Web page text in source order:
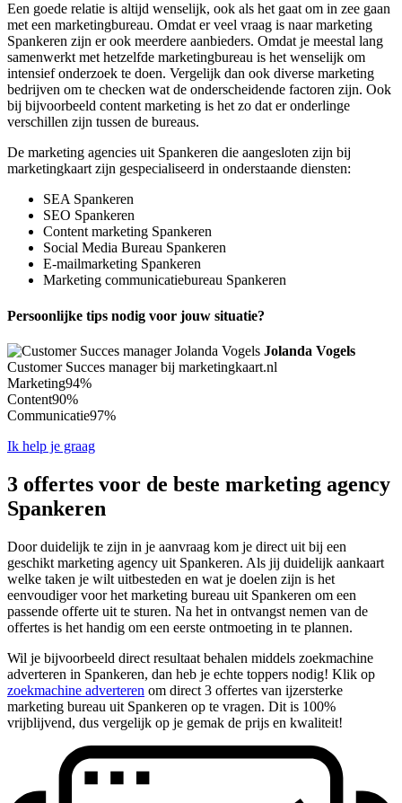
Een goede relatie is altijd wenselijk, ook als het gaat om in zee gaan
met een marketingbureau. Omdat er veel vraag is naar marketing
Spankeren zijn er ook meerdere aanbieders. Omdat je meestal lang
samenwerkt met hetzelfde marketingbureau is het wenselijk om
intensief onderzoek te doen. Vergelijk dan ook diverse marketing
bedrijven om te checken wat de onderscheidende factoren zijn. Ook
bij bijvoorbeeld content marketing is het zo dat er onderlinge
verschillen zijn tussen de bureaus.
De marketing agencies uit Spankeren die aangesloten zijn bij
marketingkaart zijn gespecialiseerd in onderstaande diensten:
SEA Spankeren
SEO Spankeren
Content marketing Spankeren
Social Media Bureau Spankeren
E-mailmarketing Spankeren
Marketing communicatiebureau Spankeren
Persoonlijke tips nodig voor jouw situatie?
Jolanda Vogels
Customer Succes manager bij marketingkaart.nl
Marketing94%
Content90%
Communicatie97%
Ik help je graag
3 offertes voor de beste marketing agency
Spankeren
Door duidelijk te zijn in je aanvraag kom je direct uit bij een
geschikt marketing agency uit Spankeren. Als jij duidelijk aankaart
welke taken je wilt uitbesteden en wat je doelen zijn is het
eenvoudiger voor het marketing bureau uit Spankeren om een
passende offerte uit te sturen. Na het in ontvangst nemen van de
offertes is het handig om een eerste ontmoeting in te plannen.
Wil je bijvoorbeeld direct resultaat behalen middels zoekmachine
adverteren in Spankeren, dan heb je echte toppers nodig! Klik op
zoekmachine adverteren om direct 3 offertes van ijzersterke
marketing bureau uit Spankeren op te vragen. Dit is 100%
vrijblijvend, dus vergelijk op je gemak de prijs en kwaliteit!